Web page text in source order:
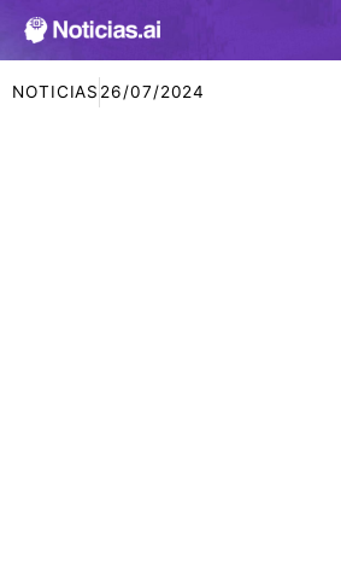
NOTICIAS 26/07/2024